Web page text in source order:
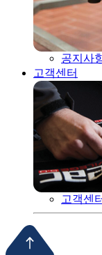
공지사
고객센터
고객센